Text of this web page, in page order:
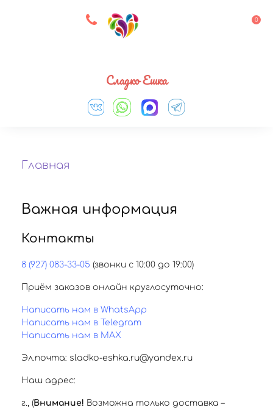
8 927 083 33 05 0
Сладко Ешка
Главная
Важная информация
Контакты
8 (927) 083-33-05 (звонки с 10:00 до 19:00)
Приём заказов онлайн круглосуточно:
Написать нам в WhatsApp
Написать нам в Telegram
Написать нам в MAX
Эл.почта: sladko-eshka.ru@yandex.ru
Наш адрес:
г. , (Внимание! Возможна только доставка –